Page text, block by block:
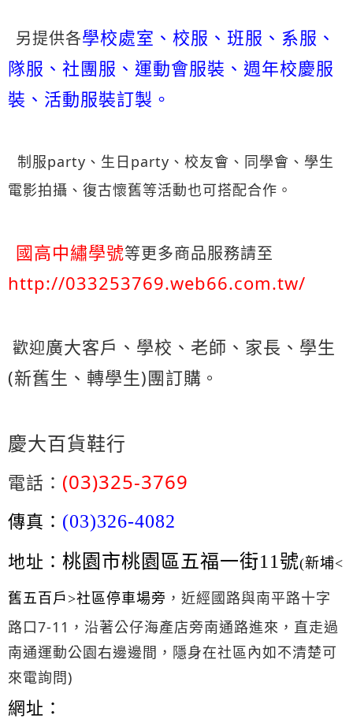
另提供各學校處室、校服、班服、系服、
隊服、社團服、運動會服裝、週年校慶服
裝、活動服裝訂製。
制服party、生日party、校友會、同學會、學生
電影拍攝、復古懷舊等活動也可搭配合作。
國高中繡學號等更多商品服務請至
http://033253769.web66.com.tw/
歡迎廣大客戶、學校、老師、家長、學生
(新舊生、轉學生)團訂購 。
慶大百貨鞋行
電話： (03)325-3769
傳真： (03)326-4082
地址： 桃園市桃園區五福一街11號(新埔<
舊 五百戶>社區停車場旁 ，近經國路與南平路十字
路口7-11，沿著公仔海產店旁南通路進來，直走過
南通運動公園右邊邊間，隱身在社區內如不清楚可
來電詢問)
網址：